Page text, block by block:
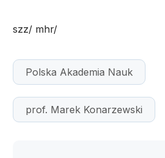
szz/ mhr/
Polska Akademia Nauk
prof. Marek Konarzewski